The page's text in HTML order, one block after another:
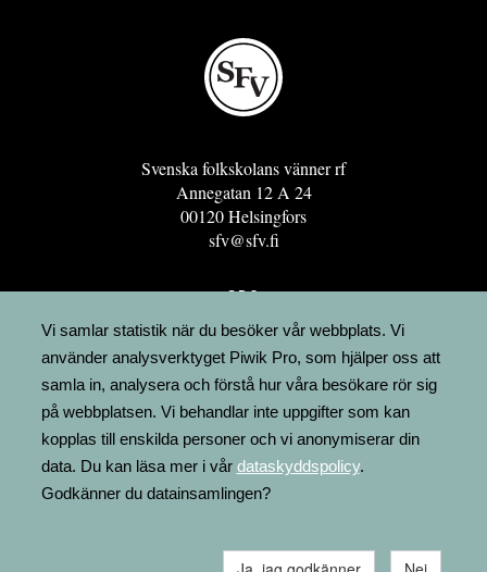
Svenska folkskolans vänner rf
Annegatan 12 A 24
00120 Helsingfors
sfv@sfv.fi
GRO
FÖRENINGSRESURSEN
MINNESRUNOR.FI
UPPSLAGSVERKET FINLAND
LÄGENHETER
FAKTURERING
Vi samlar statistik när du besöker vår webbplats. Vi
använder analysverktyget Piwik Pro, som hjälper oss att
samla in, analysera och förstå hur våra besökare rör sig
på webbplatsen. Vi behandlar inte uppgifter som kan
kopplas till enskilda personer och vi anonymiserar din
data. Du kan läsa mer i vår dataskyddspolicy.
Godkänner du datainsamlingen?